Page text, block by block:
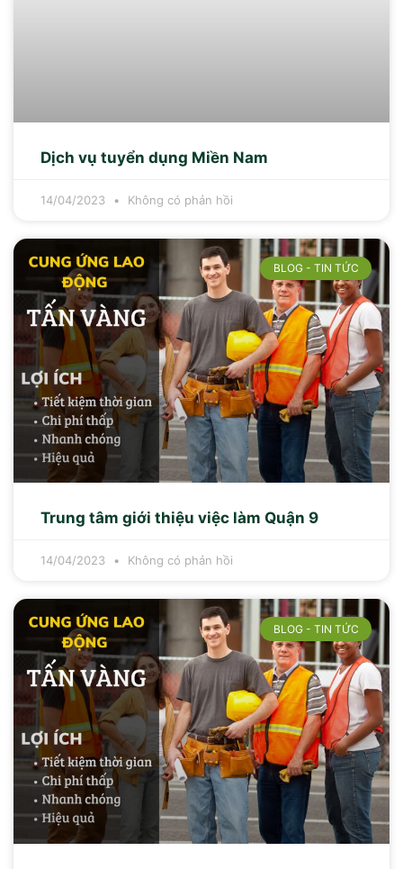
Dịch vụ tuyển dụng Miền Nam
14/04/2023 Không có phản hồi
BLOG - TIN TỨC
Trung tâm giới thiệu việc làm Quận 9
14/04/2023 Không có phản hồi
BLOG - TIN TỨC